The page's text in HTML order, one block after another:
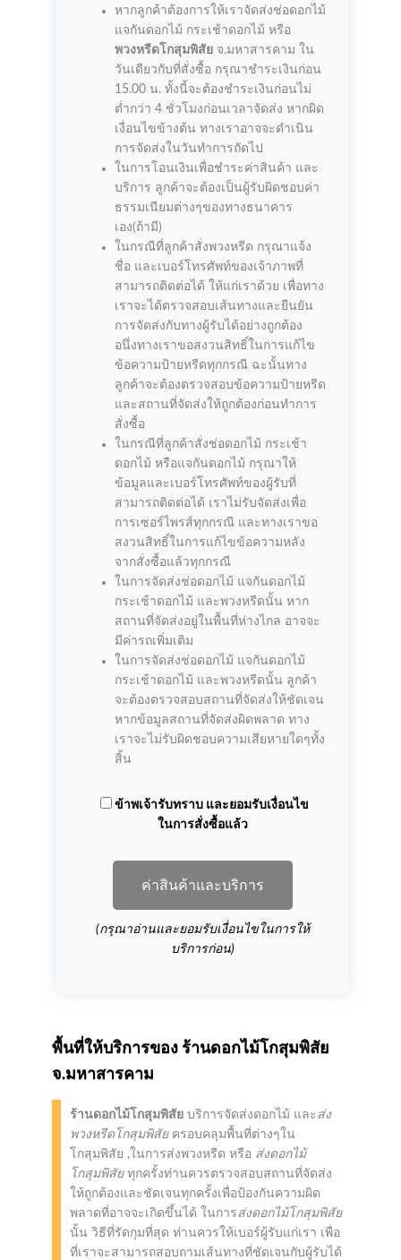
หากลูกค้าต้องการให้เราจัดส่งช่อดอกไม้
แจกันดอกไม้ กระเช้าดอกไม้ หรือ
พวงหรีดโกสุมพิสัย จ.มหาสารคาม ใน
วันเดียวกับที่สั่งซื้อ กรุณาชำระเงินก่อน
15.00 น. ทั้งนี้จะต้องชำระเงินก่อนไม่
ต่ำกว่า 4 ชั่วโมงก่อนเวลาจัดส่ง หากผิด
เงื่อนไขข้างต้น ทางเราอาจจะดำเนิน
การจัดส่งในวันทำการถัดไป
ในการโอนเงินเพื่อชำระค่าสินค้า และ
บริการ ลูกค้าจะต้องเป็นผู้รับผิดชอบค่า
ธรรมเนียมต่างๆของทางธนาคาร
เอง(ถ้ามี)
ในกรณีที่ลูกค้าสั่งพวงหรีด กรุณาแจ้ง
ชื่อ และเบอร์โทรศัพท์ของเจ้าภาพที่
สามารถติดต่อได้ ให้แก่เราด้วย เพื่อทาง
เราจะได้ตรวจสอบเส้นทางและยืนยัน
การจัดส่งกับทางผู้รับได้อย่างถูกต้อง
อนึ่งทางเราขอสงวนสิทธิ์ในการแก้ไข
ข้อความป้ายหรีดทุกกรณี ฉะนั้นทาง
ลูกค้าจะต้องตรวจสอบข้อความป้ายหรีด
และสถานที่จัดส่งให้ถูกต้องก่อนทำการ
สั่งซื้อ
ในกรณีที่ลูกค้าสั่งช่อดอกไม้ กระเช้า
ดอกไม้ หรือแจกันดอกไม้ กรุณาให้
ข้อมูลและเบอร์โทรศัพท์ของผู้รับที่
สามารถติดต่อได้ เราไม่รับจัดส่งเพื่อ
การเซอร์ไพรส์ทุกกรณี และทางเราขอ
สงวนสิทธิ์ในการแก้ไขข้อความหลัง
จากสั่งซื้อแล้วทุกกรณี
ในการจัดส่งช่อดอกไม้ แจกันดอกไม้
กระเช้าดอกไม้ และพวงหรีดนั้น หาก
สถานที่จัดส่งอยู่ในพื้นที่ห่างไกล อาจจะ
มีค่ารถเพิ่มเติม
ในการจัดส่งช่อดอกไม้ แจกันดอกไม้
กระเช้าดอกไม้ และพวงหรีดนั้น ลูกค้า
จะต้องตรวจสอบสถานที่จัดส่งให้ชัดเจน
หากข้อมูลสถานที่จัดส่งผิดพลาด ทาง
เราจะไม่รับผิดชอบความเสียหายใดๆทั้ง
สิ้น
ข้าพเจ้ารับทราบ และยอมรับเงื่อนไข
ในการสั่งซื้อแล้ว
ค่าสินค้าและบริการ
(กรุณาอ่านและยอมรับเงื่อนไขในการให้
บริการก่อน)
พื้นที่ให้บริการของ ร้านดอกไม้โกสุมพิสัย
จ.มหาสารคาม
ร้านดอกไม้โกสุมพิสัย บริการจัดส่งดอกไม้ และ ส่ง
พวงหรีดโกสุมพิสัยครอบคลุมพื้นที่ต่างๆใน
โกสุมพิสัย ,ในการส่งพวงหรีด หรือ ส่งดอกไม้
โกสุมพิสัยทุกครั้งท่านควรตรวจสอบสถานที่จัดส่ง
ให้ถูกต้องและชัดเจนทุกครั้งเพื่อป้องกันความผิด
พลาดที่อาจจะเกิดขึ้นได้ ในการส่งดอกไม้โกสุมพิสัย
นั้น วิธีที่รัดกุมที่สุด ท่านควรให้เบอร์ผู้รับแก่เรา เพื่อ
ที่เราจะสามารถสอบถามเส้นทางที่ชัดเจนกับผู้รับได้